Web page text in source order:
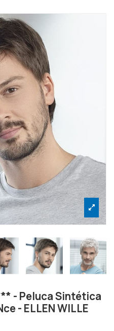
- Peluca Sintética
- ELLEN WILLE